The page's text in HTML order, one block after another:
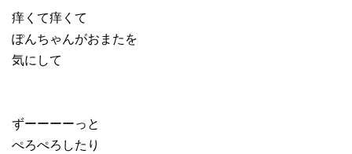
痒くて痒くて
ぽんちゃんがおまたを
気にして
ずーーーーっと
ぺろぺろしたり